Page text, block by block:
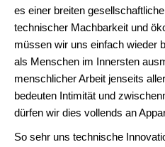
es einer breiten
technischer Machbarkeit und
müssen wir uns einfach wieder
als Menschen im Innersten
menschlicher Arbeit jenseits
bedeuten Intimität und
dürfen wir dies vollends an
So sehr uns technische